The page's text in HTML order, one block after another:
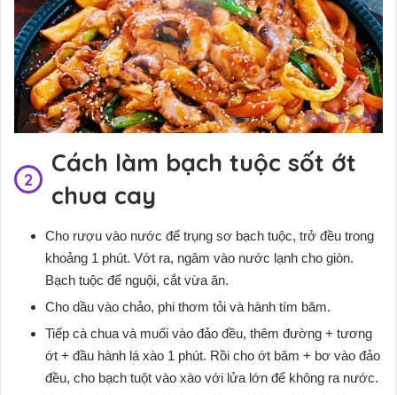
Cách làm bạch tuộc sốt ớt
chua cay
Cho rượu vào nước để trụng sơ bạch tuộc, trở đều trong
khoảng 1 phút. Vớt ra, ngâm vào nước lạnh cho giòn.
Bạch tuộc để nguội, cắt vừa ăn.
Cho dầu vào chảo, phi thơm tỏi và hành tím băm.
Tiếp cà chua và muối vào đảo đều, thêm đường + tương
ớt + đầu hành lá xào 1 phút. Rồi cho ớt băm + bơ vào đảo
đều, cho bạch tuột vào xào với lửa lớn để không ra nước.